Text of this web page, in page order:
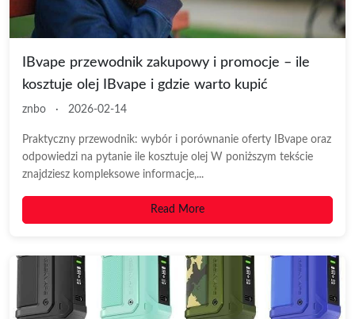
IBvape przewodnik zakupowy i promocje – ile
kosztuje olej IBvape i gdzie warto kupić
znbo · 2026-02-14
Praktyczny przewodnik: wybór i porównanie oferty IBvape oraz
odpowiedzi na pytanie ile kosztuje olej W poniższym tekście
znajdziesz kompleksowe informacje,...
Read More